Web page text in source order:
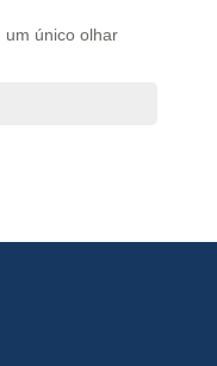
um único olhar